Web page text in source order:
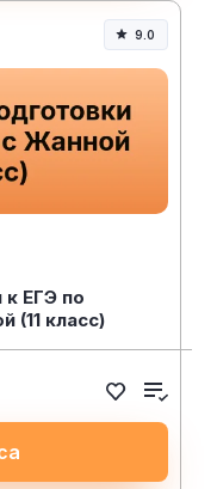
9.0
к ЕГЭ по
(11 класс)